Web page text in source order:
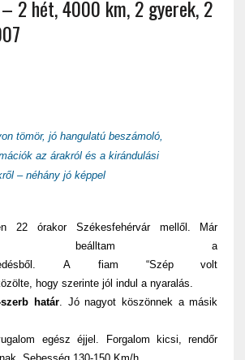
2 hét, 4000 km, 2 gyerek, 2
tömör, jó hangulatú beszámoló,
az árakról és a kirándulási
– néhány jó képpel
22 órakor Székesfehérvár mellől. Már
beálltam a
A fiam “Szép volt
hogy szerinte jól indul a nyaralás.
határ. Jó nagyot köszönnek a másik
egész éjjel. Forgalom kicsi, rendőr